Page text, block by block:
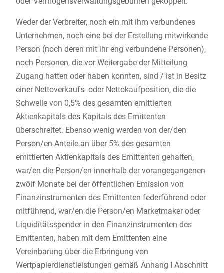
Weder der Verbreiter, noch ein mit ihm verbundenes
Unternehmen, noch eine bei der Erstellung mitwirkende
Person (noch deren mit ihr eng verbundene Personen),
noch Personen, die vor Weitergabe der Mitteilung
Zugang hatten oder haben konnten, sind / ist in Besitz
einer Nettoverkaufs- oder Nettokaufposition, die die
Schwelle von 0,5% des gesamten emittierten
Aktienkapitals des Kapitals des Emittenten
überschreitet. Ebenso wenig werden von der/den
Person/en Anteile an über 5% des gesamten
emittierten Aktienkapitals des Emittenten gehalten,
war/en die Person/en innerhalb der vorangegangenen
zwölf Monate bei der öffentlichen Emission von
Finanzinstrumenten des Emittenten federführend oder
mitführend, war/en die Person/en Marketmaker oder
Liquiditätsspender in den Finanzinstrumenten des
Emittenten, haben mit dem Emittenten eine
Vereinbarung über die Erbringung von
Wertpapierdienstleistungen gemäß Anhang I Abschnitt